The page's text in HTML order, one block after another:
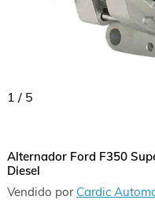
1 / 5
Alternador Ford F350
Diesel
Vendido por Cardic